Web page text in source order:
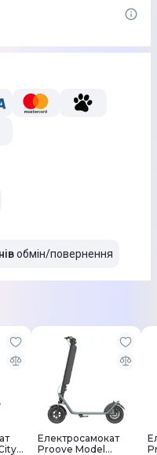
обмін/повернення
Електросамокат
Proove Model